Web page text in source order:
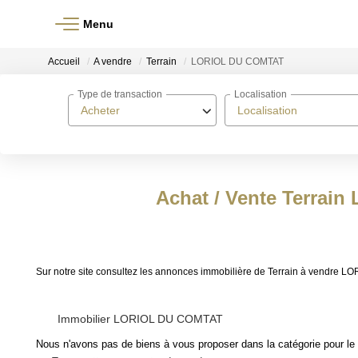
Menu
Accueil A vendre Terrain LORIOL DU COMTAT
Acheter
Type de transaction
Localisation
Localisation
Achat / Vente Terrain
Sur notre site consultez les annonces immobilière de Terrain à vendre
Immobilier LORIOL DU COMTAT
Nous n'avons pas de biens à vous proposer dans la catégorie pour